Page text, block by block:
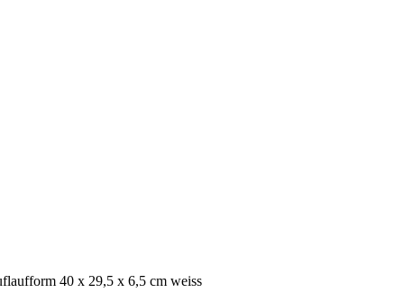
40 x 29,5 x 6,5 cm weiss